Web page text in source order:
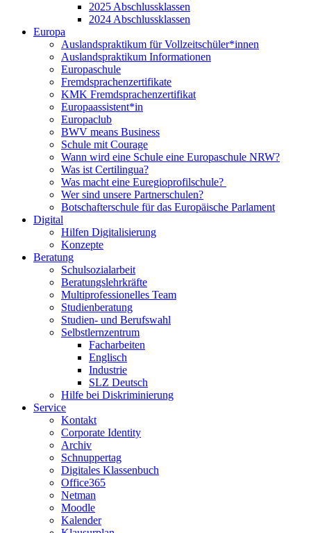
2025 Abschlussklassen
2024 Abschlussklassen
Europa
Auslandspraktikum für Vollzeitschüler*innen
Auslandspraktikum Informationen
Europaschule
Fremdsprachenzertifikate
KMK Fremdsprachenzertifikat
Europaassistent*in
Europaclub
BWV means Business
Schule mit Courage
Wann wird eine Schule eine Europaschule NRW?
Was ist Certilingua?
Was macht eine Euregioprofilschule?
Wer sind unsere Partnerschulen?
Botschafterschule für das Europäische Parlament
Digital
Hilfen Digitalisierung
Konzepte
Beratung
Schulsozialarbeit
Beratungslehrkräfte
Multiprofessionelles Team
Studienberatung
Studien- und Berufswahl
Selbstlernzentrum
Facharbeiten
Englisch
Industrie
SLZ Deutsch
Hilfe bei Diskriminierung
Service
Kontakt
Corporate Identity
Archiv
Schnuppertag
Digitales Klassenbuch
Office365
Netman
Moodle
Kalender